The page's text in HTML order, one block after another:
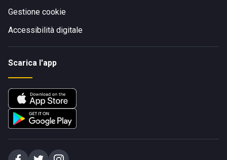
Gestione cookie
Accessibilità digitale
Scarica l'app